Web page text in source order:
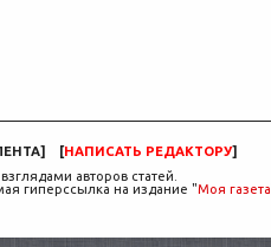
] [НАПИСАТЬ РЕДАКТОРУ]
авторов статей.
гиперссылка на издание "Моя газета